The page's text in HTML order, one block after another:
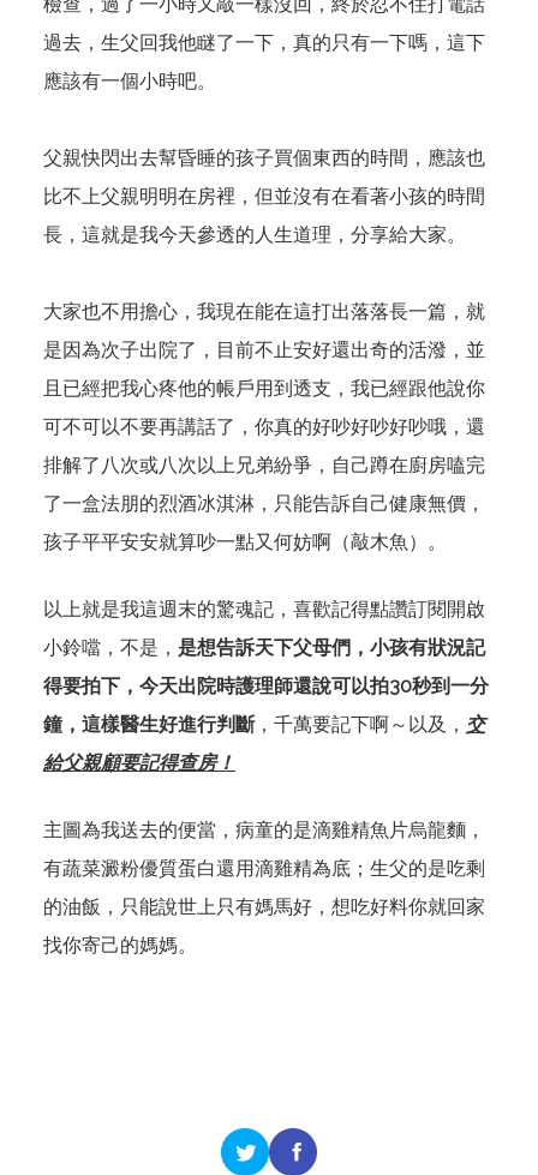
過去，生父回我他瞇了一下，真的只有一下嗎，這下
應該有一個小時吧。
父親快閃出去幫昏睡的孩子買個東西的時間，應該也
比不上父親明明在房裡，但並沒有在看著小孩的時間
長，這就是我今天參透的人生道理，分享給大家。
大家也不用擔心，我現在能在這打出落落長一篇，就
是因為次子出院了，目前不止安好還出奇的活潑，並
且已經把我心疼他的帳戶用到透支，我已經跟他說你
可不可以不要再講話了，你真的好吵好吵好吵哦，還
排解了八次或八次以上兄弟紛爭，自己蹲在廚房嗑完
了一盒法朋的烈酒冰淇淋，只能告訴自己健康無價，
孩子平平安安就算吵一點又何妨啊（敲木魚）。
以上就是我這週末的驚魂記，喜歡記得點讚訂閱開啟
小鈴噹，不是， 是想告訴天下父母們，小孩有狀況記
得要拍下，今天出院時護理師還說可以拍30秒到一分
鐘，這樣醫生好進行判斷，千萬要記下啊～以及， 交
給父親顧要記得查房！
主圖為我送去的便當，病童的是滴雞精魚片烏龍麵，
有蔬菜澱粉優質蛋白還用滴雞精為底；生父的是吃剩
的油飯，只能說世上只有媽馬好，想吃好料你就回家
找你寄己的媽媽。